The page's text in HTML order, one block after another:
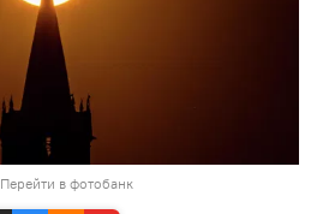
Перейти в фотобанк